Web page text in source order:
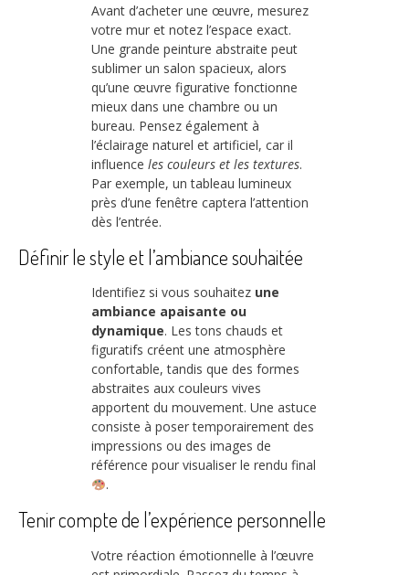
Avant d’acheter une œuvre, mesurez
votre mur et notez l’espace exact.
Une grande peinture abstraite peut
sublimer un salon spacieux, alors
qu’une œuvre figurative fonctionne
mieux dans une chambre ou un
bureau. Pensez également à
l’éclairage naturel et artificiel, car il
influence les couleurs et les textures.
Par exemple, un tableau lumineux
près d’une fenêtre captera l’attention
dès l’entrée.
Définir le style et l’ambiance souhaitée
Identifiez si vous souhaitez une
ambiance apaisante ou
dynamique. Les tons chauds et
figuratifs créent une atmosphère
confortable, tandis que des formes
abstraites aux couleurs vives
apportent du mouvement. Une astuce
consiste à poser temporairement des
impressions ou des images de
référence pour visualiser le rendu final
.
Tenir compte de l’expérience personnelle
Votre réaction émotionnelle à l’œuvre